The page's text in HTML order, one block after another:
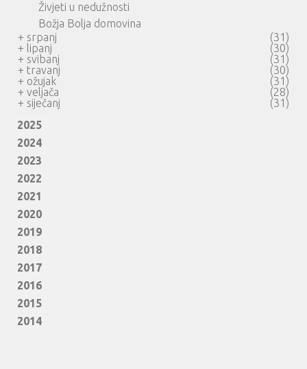
Živjeti u nedužnosti
Božja Bolja domovina
+ srpanj
(31)
+ lipanj
(30)
+ svibanj
(31)
+ travanj
(30)
+ ožujak
(31)
+ veljača
(28)
+ siječanj
(31)
2025
2024
2023
2022
2021
2020
2019
2018
2017
2016
2015
2014